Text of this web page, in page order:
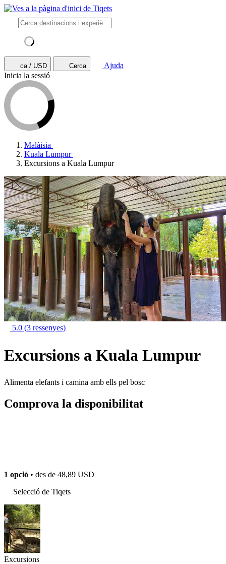
ca / USD Cerca
Ajuda
Inicia la sessió
Malàisia
Kuala Lumpur
Excursions a Kuala Lumpur
5.0 (3 ressenyes)
Excursions a Kuala Lumpur
Alimenta elefants i camina amb ells pel bosc
Comprova la disponibilitat
1 opció • des de 48,89 USD
Selecció de Tiqets
Excursions